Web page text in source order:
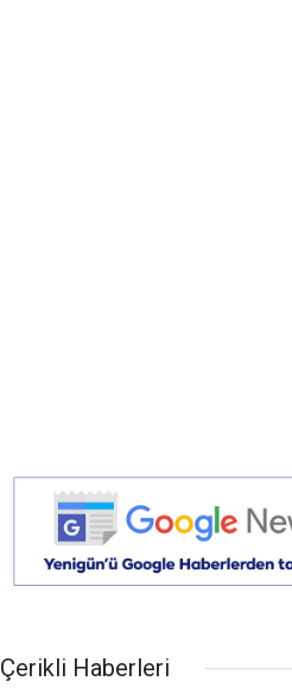
Çerikli Haberleri